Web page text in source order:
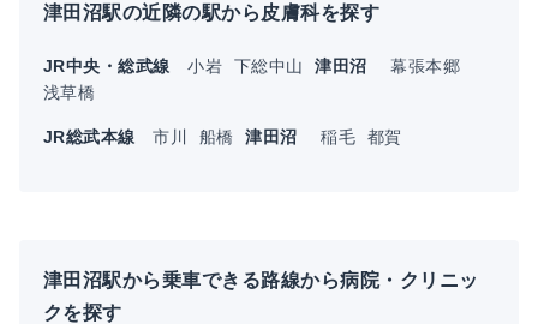
津田沼駅の近隣の駅から皮膚科を探す
JR中央・総武線 小岩 下総中山 津田沼
幕張本郷
浅草橋
JR総武本線 市川 船橋 津田沼 稲毛 都賀
津田沼駅から乗車できる路線から病院・クリニッ
クを探す